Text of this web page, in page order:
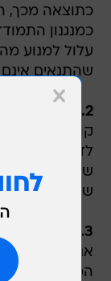
עלול למנוע
שהתנאים
2. דחיינות עד הרגע האחרון
קושי
לדפוס של
של הרגע
שיתוק מול
3. איחורים תכופים
המכונה
להגעה
להתמקד רק